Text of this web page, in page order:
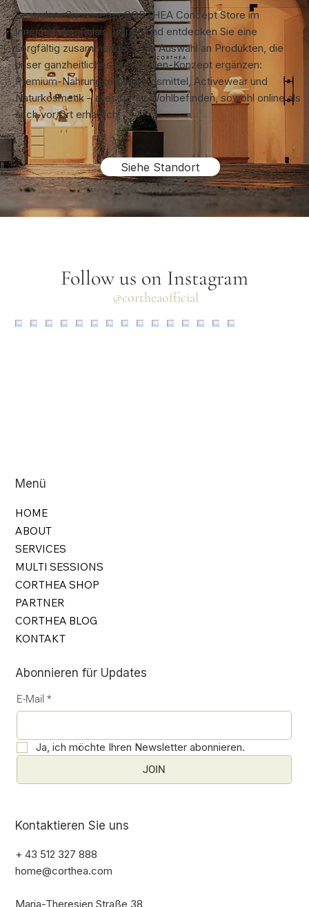
Besuchen Sie unseren CORTHEA Concept Store im
Innenhof des Palais Trapps und entdecken Sie eine
sorgfältig zusammengestellte Auswahl an Produkten, die
unser ganzheitliches Vier-Säulen-Konzept ergänzen:
Premium-Nahrungsergänzungsmittel, Activewear und
Naturkosmetik – alles für Ihr Wohlbefinden, sowohl online als
auch vor Ort erhältlich.
Siehe Standort
Follow us on Instagram
@cortheaofficial
Menü
HOME
ABOUT
SERVICES
MULTI SESSIONS
CORTHEA SHOP
PARTNER
CORTHEA BLOG
KONTAKT
Kontaktieren Sie uns
+ 43 512 327 888
home@corthea.com
Maria-Theresien Straße 38,
Abonnieren für Updates
E-Mail *
Ja, ich möchte Ihren Newsletter abonnieren.
JOIN